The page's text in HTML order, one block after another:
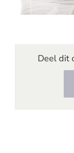
Deel dit